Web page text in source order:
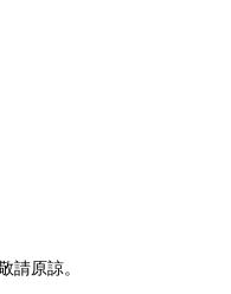
請原諒。